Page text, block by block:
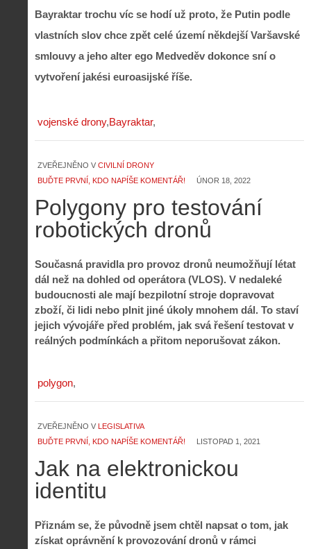
Bayraktar trochu víc se hodí už proto, že Putin podle
vlastních slov chce zpět celé území někdejší Varšavské
smlouvy a jeho alter ego Medveděv dokonce sní o
vytvoření jakési euroasijské říše.
vojenské drony Bayraktar
ZVEŘEJNĚNO V CIVILNÍ DRONY
BUĎTE PRVNÍ, KDO NAPÍŠE KOMENTÁŘ!
ÚNOR 18, 2022
Polygony pro testování
robotických dronů
Současná pravidla pro provoz dronů neumožňují létat
dál než na dohled od operátora (VLOS). V nedaleké
budoucnosti ale mají bezpilotní stroje dopravovat
zboží, či lidi nebo plnit jiné úkoly mnohem dál. To staví
jejich vývojáře před problém, jak svá řešení testovat v
reálných podmínkách a přitom neporušovat zákon.
polygon
ZVEŘEJNĚNO V LEGISLATIVA
BUĎTE PRVNÍ, KDO NAPÍŠE KOMENTÁŘ!
LISTOPAD 1, 2021
Jak na elektronickou
identitu
Přiznám se, že původně jsem chtěl napsat o tom, jak
získat oprávnění k provozování dronů v rámci